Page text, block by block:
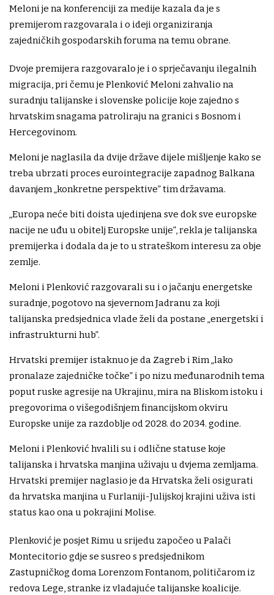
Meloni je na konferenciji za medije kazala da je s
premijerom razgovarala i o ideji organiziranja
zajedničkih gospodarskih foruma na temu obrane.
Dvoje premijera razgovaralo je i o sprječavanju ilegalnih
migracija, pri čemu je Plenković Meloni zahvalio na
suradnju talijanske i slovenske policije koje zajedno s
hrvatskim snagama patroliraju na granici s Bosnom i
Hercegovinom.
Meloni je naglasila da dvije države dijele mišljenje kako se
treba ubrzati proces eurointegracije zapadnog Balkana
davanjem „konkretne perspektive” tim državama.
„Europa neće biti doista ujedinjena sve dok sve europske
nacije ne uđu u obitelj Europske unije”, rekla je talijanska
premijerka i dodala da je to u strateškom interesu za obje
zemlje.
Meloni i Plenković razgovarali su i o jačanju energetske
suradnje, pogotovo na sjevernom Jadranu za koji
talijanska predsjednica vlade želi da postane „energetski i
infrastrukturni hub”.
Hrvatski premijer istaknuo je da Zagreb i Rim „lako
pronalaze zajedničke točke” i po nizu međunarodnih tema
poput ruske agresije na Ukrajinu, mira na Bliskom istoku i
pregovorima o višegodišnjem financijskom okviru
Europske unije za razdoblje od 2028. do 2034. godine.
Meloni i Plenković hvalili su i odlične statuse koje
talijanska i hrvatska manjina uživaju u dvjema zemljama.
Hrvatski premijer naglasio je da Hrvatska želi osigurati
da hrvatska manjina u Furlaniji-Julijskoj krajini uživa isti
status kao ona u pokrajini Molise.
Plenković je posjet Rimu u srijedu započeo u Palači
Montecitorio gdje se susreo s predsjednikom
Zastupničkog doma Lorenzom Fontanom, političarom iz
redova Lege, stranke iz vladajuće talijanske koalicije.